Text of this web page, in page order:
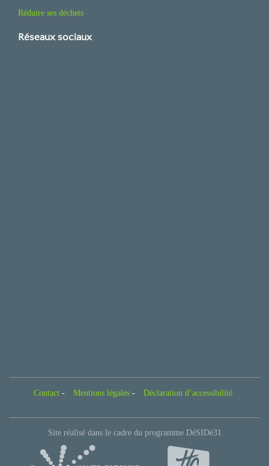
Réduire ses déchets
Réseaux sociaux
Contact - Mentions légales - Déclaration d’accessibilité
Site réalisé dans le cadre du programme DéSIDé31